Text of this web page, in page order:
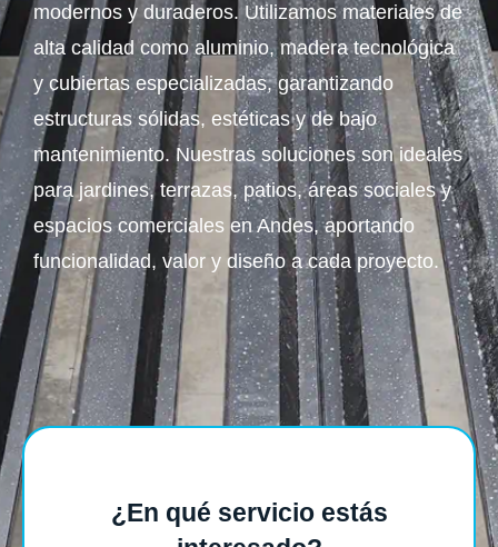
modernos y duraderos. Utilizamos materiales de
alta calidad como aluminio, madera tecnológica
y cubiertas especializadas, garantizando
estructuras sólidas, estéticas y de bajo
mantenimiento. Nuestras soluciones son ideales
para jardines, terrazas, patios, áreas sociales y
espacios comerciales en Andes, aportando
funcionalidad, valor y diseño a cada proyecto.
¿En qué servicio estás